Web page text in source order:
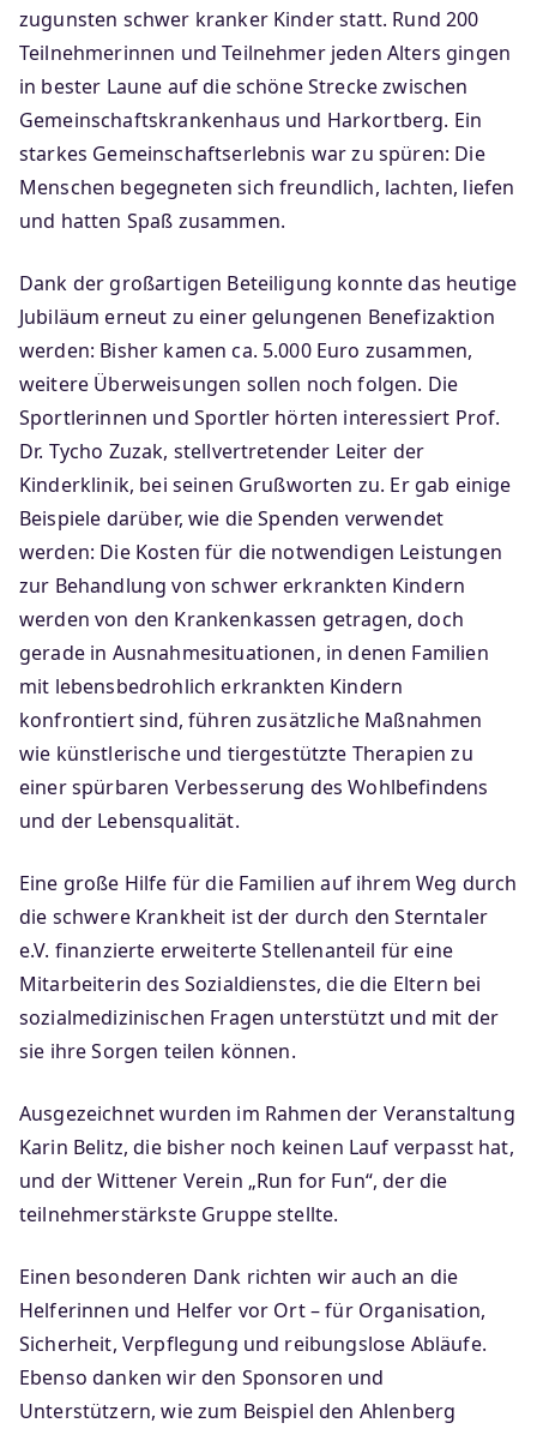
zugunsten schwer kranker Kinder statt. Rund 200
Teilnehmerinnen und Teilnehmer jeden Alters gingen
in bester Laune auf die schöne Strecke zwischen
Gemeinschaftskrankenhaus und Harkortberg. Ein
starkes Gemeinschaftserlebnis war zu spüren: Die
Menschen begegneten sich freundlich, lachten, liefen
und hatten Spaß zusammen.
Dank der großartigen Beteiligung konnte das heutige
Jubiläum erneut zu einer gelungenen Benefizaktion
werden: Bisher kamen ca. 5.000 Euro zusammen,
weitere Überweisungen sollen noch folgen. Die
Sportlerinnen und Sportler hörten interessiert Prof.
Dr. Tycho Zuzak, stellvertretender Leiter der
Kinderklinik, bei seinen Grußworten zu. Er gab einige
Beispiele darüber, wie die Spenden verwendet
werden: Die Kosten für die notwendigen Leistungen
zur Behandlung von schwer erkrankten Kindern
werden von den Krankenkassen getragen, doch
gerade in Ausnahmesituationen, in denen Familien
mit lebensbedrohlich erkrankten Kindern
konfrontiert sind, führen zusätzliche Maßnahmen
wie künstlerische und tiergestützte Therapien zu
einer spürbaren Verbesserung des Wohlbefindens
und der Lebensqualität.
Eine große Hilfe für die Familien auf ihrem Weg durch
die schwere Krankheit ist der durch den Sterntaler
e.V. finanzierte erweiterte Stellenanteil für eine
Mitarbeiterin des Sozialdienstes, die die Eltern bei
sozialmedizinischen Fragen unterstützt und mit der
sie ihre Sorgen teilen können.
Ausgezeichnet wurden im Rahmen der Veranstaltung
Karin Belitz, die bisher noch keinen Lauf verpasst hat,
und der Wittener Verein „Run for Fun“, der die
teilnehmerstärkste Gruppe stellte.
Einen besonderen Dank richten wir auch an die
Helferinnen und Helfer vor Ort – für Organisation,
Sicherheit, Verpflegung und reibungslose Abläufe.
Ebenso danken wir den Sponsoren und
Unterstützern, wie zum Beispiel den Ahlenberg